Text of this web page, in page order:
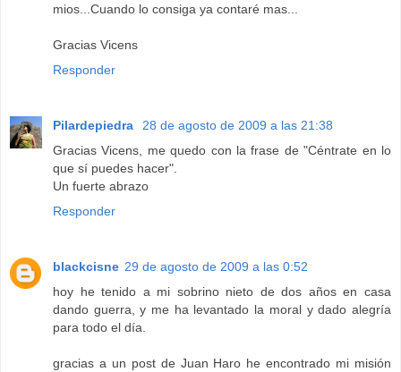
mios...Cuando lo consiga ya contaré mas...
Gracias Vicens
Responder
Pilardepiedra
28 de agosto de 2009 a las 21:38
Gracias Vicens, me quedo con la frase de "Céntrate en lo
que sí puedes hacer".
Un fuerte abrazo
Responder
blackcisne 29 de agosto de 2009 a las 0:52
hoy he tenido a mi sobrino nieto de dos años en casa
dando guerra, y me ha levantado la moral y dado alegría
para todo el día.
gracias a un post de Juan Haro he encontrado mi misión